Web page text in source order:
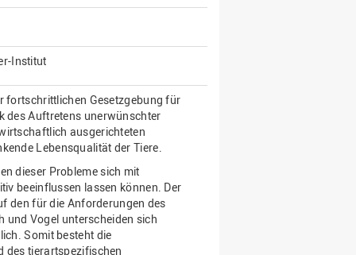
Institut
fortschrittlichen Gesetzgebung für
des Auftretens unerwünschter
ausgerichteten
Lebensqualität der Tiere.
dieser Probleme sich mit
beeinflussen lassen können. Der
den für die Anforderungen des
und Vogel unterscheiden sich
Somit besteht die
des tierartspezifischen